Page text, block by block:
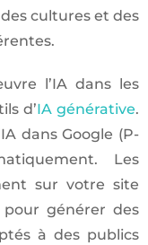
cultures et des
l’IA dans les
d’IA générative.
dans Google (P-
Les
sur votre site
générer des
à des publics